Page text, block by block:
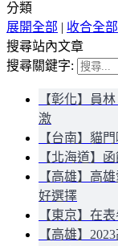
分類
展開全部 | 收合全部
搜尋站內文章
搜尋關鍵字:
【彰化】員
激
【台南】貓
【北海道】
【高雄】高
好選擇
【東京】在
【高雄】